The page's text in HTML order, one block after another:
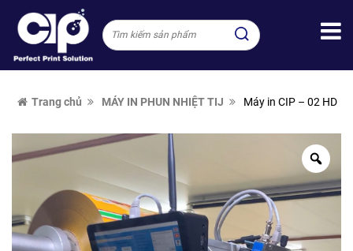
Trang chủ MÁY IN PHUN NHIỆT TIJ Máy in CIP – 02 HD